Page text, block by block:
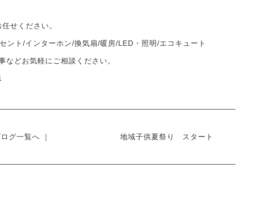
せください。
ント/インターホン/換気扇/暖房/LED・照明/エコキュート
どお気軽にご相談ください。
ログ一覧へ ｜ 地域子供夏祭り スタート